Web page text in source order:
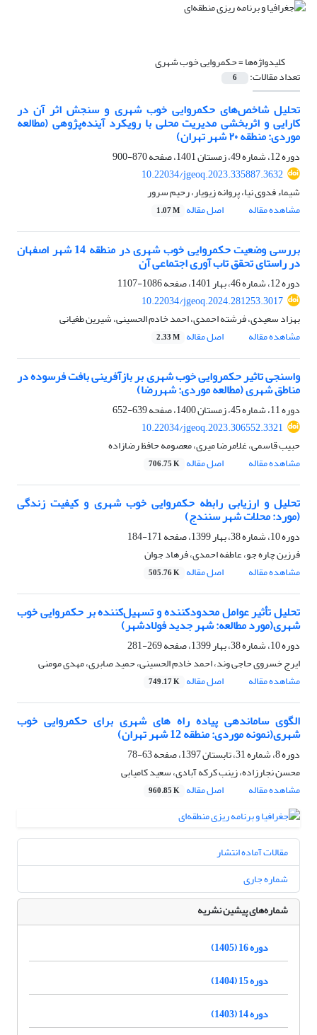
کلیدواژه‌ها =حکمروایی خوب شهری
تعداد مقالات: 6
تحلیل شاخص‌های حکمروایی خوب شهری و سنجش اثر آن در
کارایی و اثربخشی مدیریت محلی با رویکرد آینده‌پژوهی (مطالعه
موردی: منطقه ۲۰ شهر تهران)
دوره 12، شماره 49، زمستان 1401، صفحه
870-900
10.22034/jgeoq.2023.335887.3632
شیماء فدوی نیا، پروانه زیویار، رحیم سرور
مشاهده مقاله
اصل مقاله 1.07 M
بررسی وضعیت حکمروایی خوب شهری در منطقه 14 شهر اصفهان
در راستای تحقق تاب آوری اجتماعی آن
دوره 12، شماره 46، بهار 1401، صفحه
1086-1107
10.22034/jgeoq.2024.281253.3017
بهزاد سعیدی، فرشته احمدی، احمد خادم الحسینی، شیرین طغیانی
مشاهده مقاله
اصل مقاله 2.33 M
واسنجی تاثیر حکمروایی خوب شهری بر بازآفرینی بافت فرسوده در
مناطق شهری (مطالعه موردی: شهررضا)
دوره 11، شماره 45، زمستان 1400، صفحه
639-652
10.22034/jgeoq.2023.306552.3321
حبیب قاسمی، غلامرضا میری، معصومه حافظ رضازاده
مشاهده مقاله
اصل مقاله 706.75 K
تحلیل و ارزیابی رابطه حکمروایی خوب شهری و کیفیت زندگی
(مورد: محلات شهر سنندج)
دوره 10، شماره 38، بهار 1399، صفحه
171-184
فرزین چاره جو، عاطفه احمدی، فرهاد جوان
مشاهده مقاله
اصل مقاله 505.76 K
تحلیل تأثیر عوامل محدود‌کننده و تسهیل‌کننده بر حکمروایی خوب
شهری(مورد مطالعه: شهر جدید فولادشهر)
دوره 10، شماره 38، بهار 1399، صفحه
269-281
ایرج خسروی حاجی وند، احمد خادم الحسینی، حمید صابری، مهدی مومنی
مشاهده مقاله
اصل مقاله 749.17 K
الگوی ساماندهی پیاده راه های شهری برای حکمروایی خوب
شهری(نمونه موردی: منطقه 12 شهر تهران)
دوره 8، شماره 31، تابستان 1397، صفحه
63-78
محسن نجارزاده، زینب کرکه آبادی، سعید کامیابی
مشاهده مقاله
اصل مقاله 960.85 K
مقالات آماده انتشار
شماره جاری
شماره‌های پیشین نشریه
دوره 16 (1405)
دوره 15 (1404)
دوره 14 (1403)